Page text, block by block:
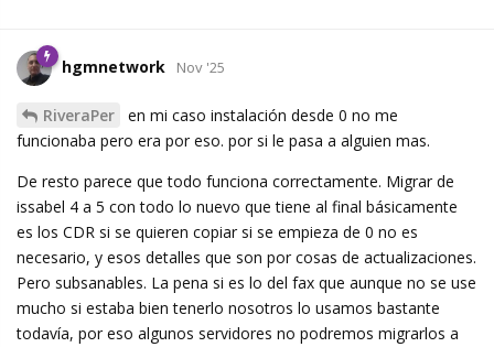
hgmnetwork Nov '25
RiveraPer
en mi caso instalación desde 0 no me
funcionaba pero era por eso. por si le pasa a alguien mas.
De resto parece que todo funciona correctamente. Migrar de
issabel 4 a 5 con todo lo nuevo que tiene al final básicamente
es los CDR si se quieren copiar si se empieza de 0 no es
necesario, y esos detalles que son por cosas de actualizaciones.
Pero subsanables. La pena si es lo del fax que aunque no se use
mucho si estaba bien tenerlo nosotros lo usamos bastante
todavía, por eso algunos servidores no podremos migrarlos a